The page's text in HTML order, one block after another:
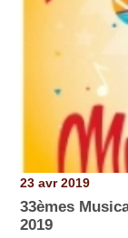
23 avr 2019
33èmes
2019